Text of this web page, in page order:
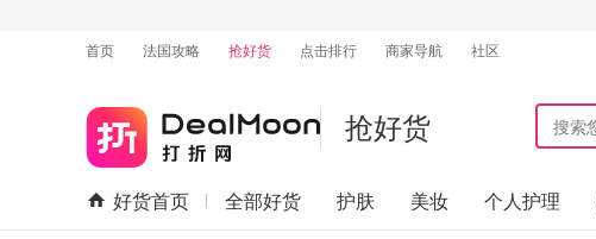
首页
法国攻略 抢好货 点击排行 商家导航 社区
抢好货
好货首页 全部好货 护肤 美妆 个人护理